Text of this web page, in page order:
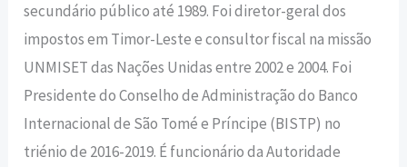
secundário público até 1989. Foi diretor-geral dos
impostos em Timor-Leste e consultor fiscal na missão
UNMISET das Nações Unidas entre 2002 e 2004. Foi
Presidente do Conselho de Administração do Banco
Internacional de São Tomé e Príncipe (BISTP) no
triénio de 2016-2019. É funcionário da Autoridade